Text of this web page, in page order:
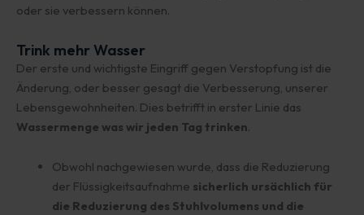
oder sie verbessern können.
Trink mehr Wasser
Der erste und wichtigste Eingriff gegen Verstopfung ist die
Änderung, oder besser gesagt die Verbesserung, unserer
Lebensgewohnheiten. Dies betrifft in erster Linie das
Wassermenge was wir jeden Tag trinken.
Obwohl nachgewiesen wurde, dass die Reduzierung
der Flüssigkeitsaufnahme sicherlich ursächlich für
die Reduzierung des Stuhlvolumens und die